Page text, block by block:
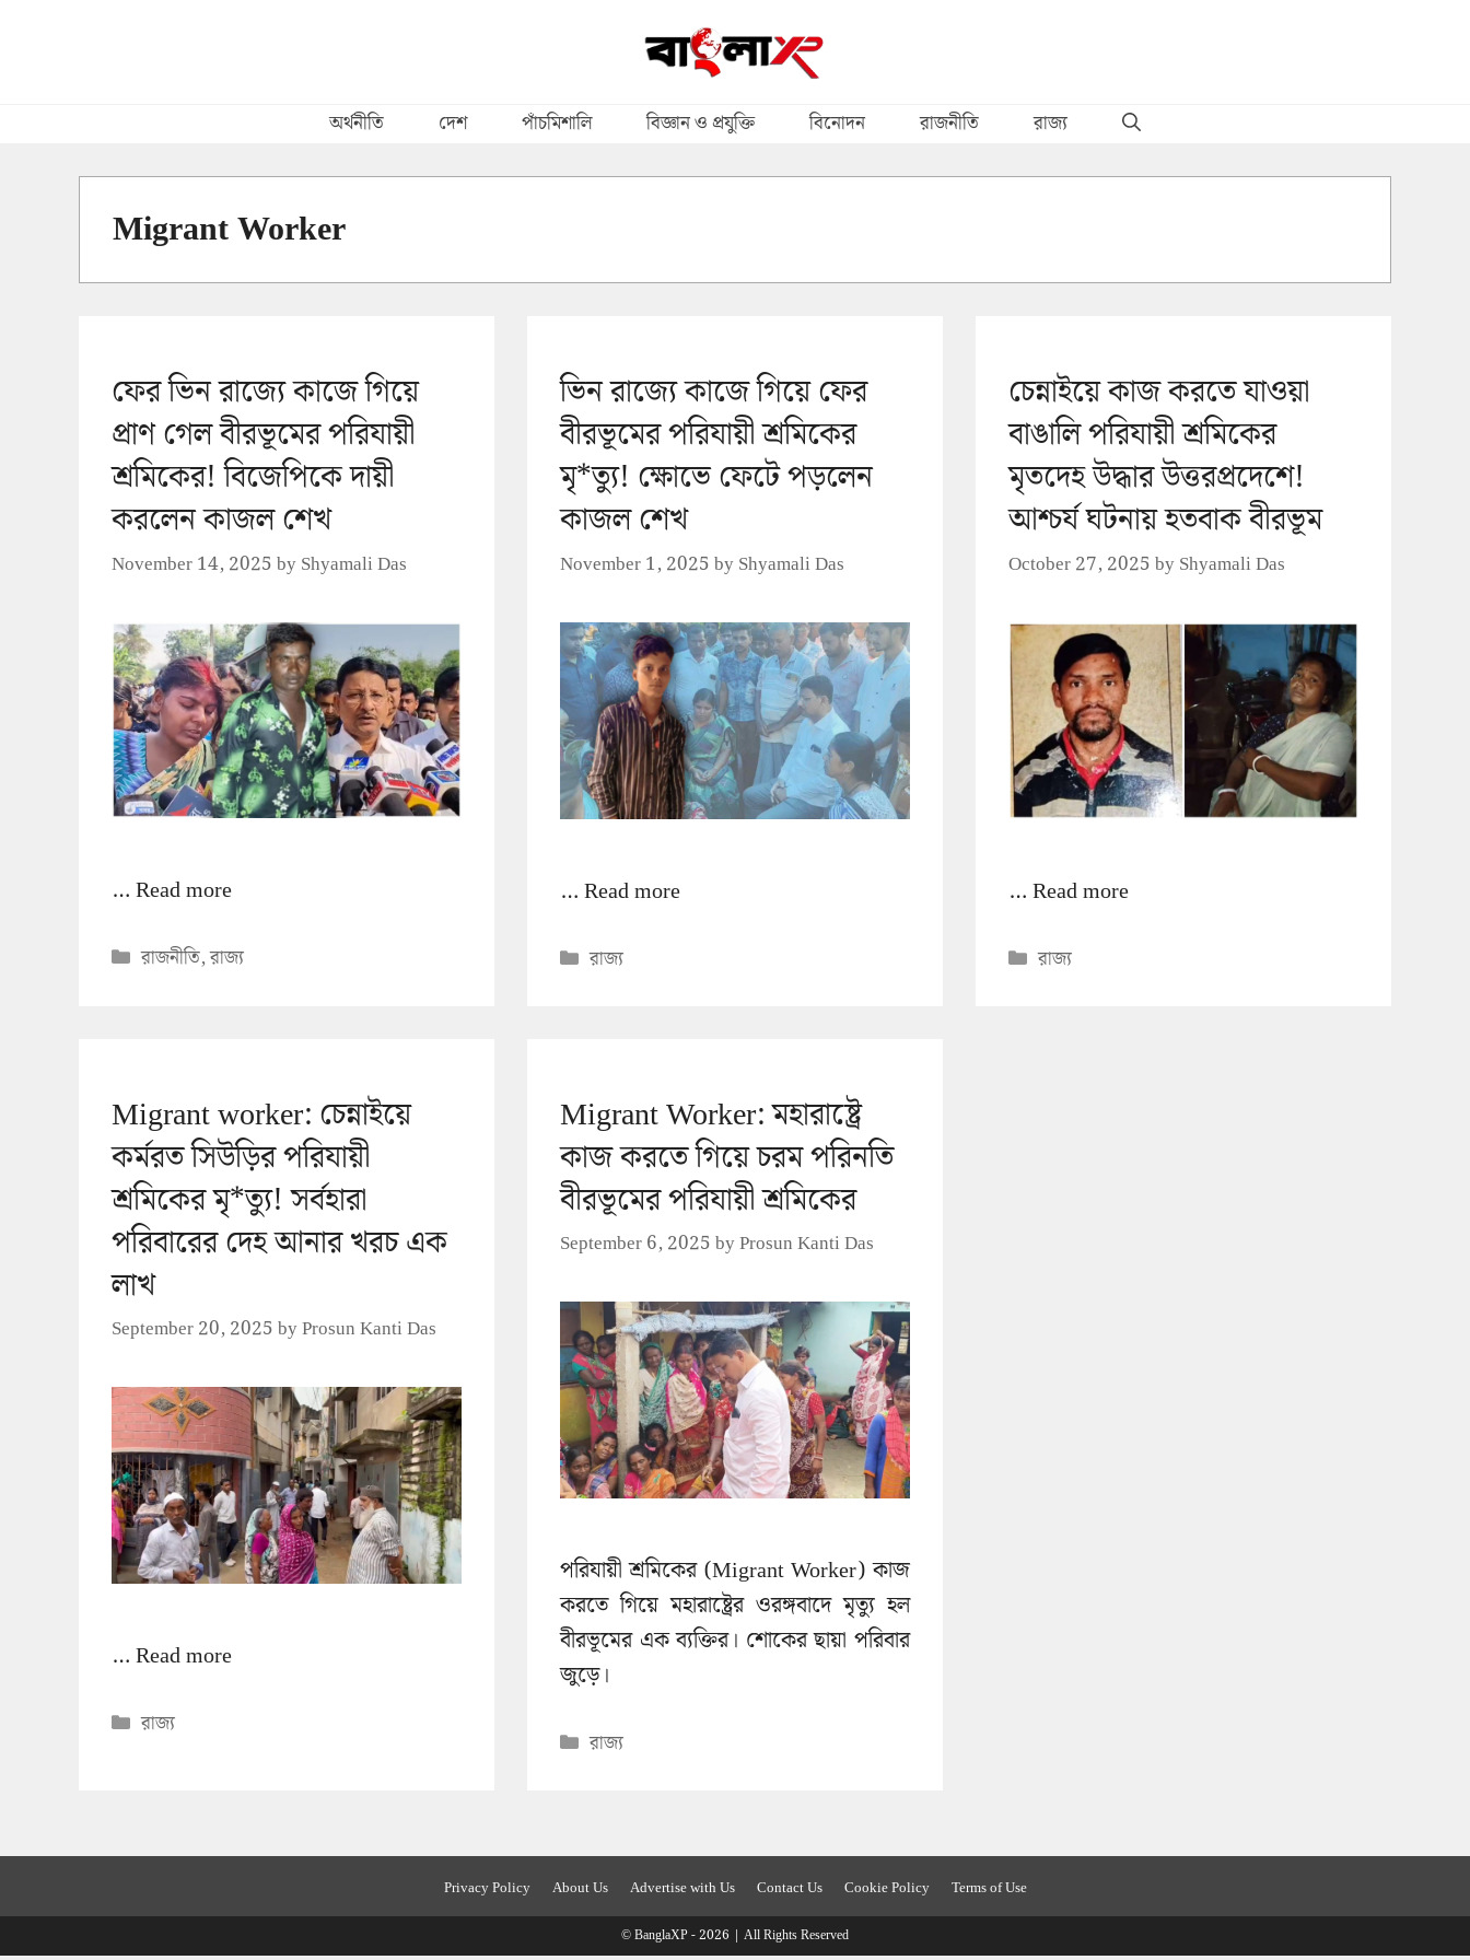
অর্থনীতি দেশ পাঁচমিশালি বিজ্ঞান ও প্রযুক্তি বিনোদন রাজনীতি রাজ্য
Migrant Worker
ফের ভিন রাজ্যে কাজে গিয়ে
প্রাণ গেল বীরভূমের পরিযায়ী
শ্রমিকের! বিজেপিকে দায়ী
করলেন কাজল শেখ
November 14, 2025byShyamali Das
…Read more
Categories
রাজনীতি,রাজ্য
ভিন রাজ্যে কাজে গিয়ে ফের
বীরভূমের পরিযায়ী শ্রমিকের
মৃ*ত্যু! ক্ষোভে ফেটে পড়লেন
কাজল শেখ
November 1, 2025byShyamali Das
…Read more
Categories
রাজ্য
চেন্নাইয়ে কাজ করতে যাওয়া
বাঙালি পরিযায়ী শ্রমিকের
মৃতদেহ উদ্ধার উত্তরপ্রদেশে!
আশ্চর্য ঘটনায় হতবাক বীরভূম
October 27, 2025byShyamali Das
…Read more
Categories
রাজ্য
Migrant worker: চেন্নাইয়ে
কর্মরত সিউড়ির পরিযায়ী
শ্রমিকের মৃ*ত্যু! সর্বহারা
পরিবারের দেহ আনার খরচ এক
লাখ
September 20, 2025byProsun Kanti Das
…Read more
Categories
রাজ্য
Migrant Worker: মহারাষ্ট্রে
কাজ করতে গিয়ে চরম পরিনতি
বীরভূমের পরিযায়ী শ্রমিকের
September 6, 2025byProsun Kanti Das
পরিযায়ী শ্রমিকের (Migrant Worker) কাজ
করতে গিয়ে মহারাষ্ট্রের ওরঙ্গবাদে মৃত্যু হল
বীরভূমের এক ব্যক্তির। শোকের ছায়া পরিবার
জুড়ে।
Categories
রাজ্য
Privacy Policy About Us Advertise with Us Contact Us Cookie Policy Terms of Use
© BanglaXP - 2026 | All Rights Reserved